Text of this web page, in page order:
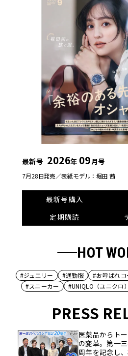
最新号 2026年 09月号
7月28日発売／表紙モデル：堀田 茜
最新号購入
定期購読
HOT
#ジュエリー #通勤服 #お呼ばれコ
#スニーカー
#UNIQLO（ユニクロ）
PRESS
医薬品からト
の変革。第一
周年を記念し